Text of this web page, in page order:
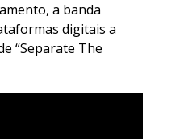
a banda
digitais a
“Separate The